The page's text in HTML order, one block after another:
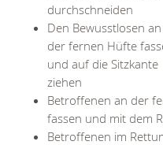
durchschneiden
Den Bewusstlosen an
der fernen Hüfte
und auf die Sitzkante
ziehen
Betroffenen an der
fassen und mit dem
Betroffenen im